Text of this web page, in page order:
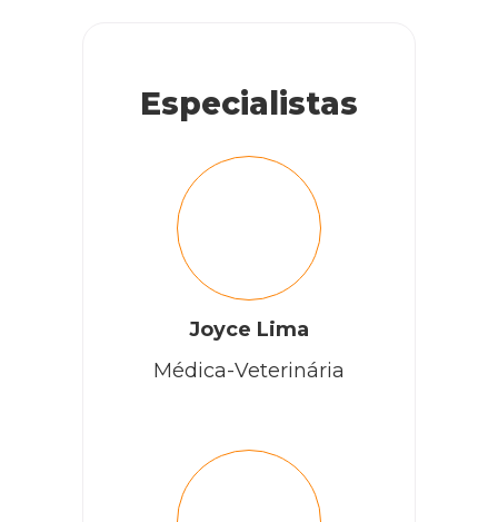
Especialistas
Joyce Lima
Médica-Veterinária